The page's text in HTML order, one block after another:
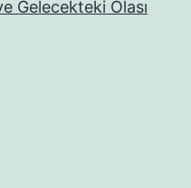
Gelecekteki Olası